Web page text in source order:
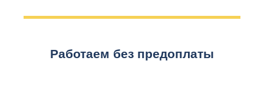
Работаем без предоплаты